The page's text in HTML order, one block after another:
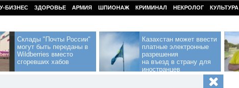
БИЗНЕС ЗДОРОВЬЕ АРМИЯ ШПИОНАЖ КРИМИНАЛ НЕКРОЛОГ КУЛЬТУРА
Склады "Почты России"
могут быть переданы в
Wildberries вместо
сгоревших хабов
Казахстан может ввести
платные электронные
разрешения
на въезд в страну для
иностранцев